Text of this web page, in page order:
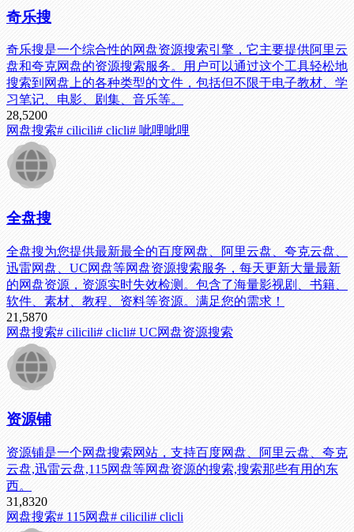
奇乐搜
奇乐搜是一个综合性的网盘资源搜索引擎，它主要提供阿里云
盘和夸克网盘的资源搜索服务。用户可以通过这个工具轻松地
搜索到网盘上的各种类型的文件，包括但不限于电子教材、学
习笔记、电影、剧集、音乐等。
28,5200
网盘搜索# cilicili# clicli# 呲哩呲哩
全盘搜
全盘搜为您提供最新最全的百度网盘、阿里云盘、夸克云盘、
迅雷网盘、UC网盘等网盘资源搜索服务，每天更新大量最新
的网盘资源，资源实时失效检测。包含了海量影视剧、书籍、
软件、素材、教程、资料等资源。满足您的需求！
21,5870
网盘搜索# cilicili# clicli# UC网盘资源搜索
资源铺
资源铺是一个网盘搜索网站，支持百度网盘、阿里云盘、夸克
云盘,迅雷云盘,115网盘等网盘资源的搜索,搜索那些有用的东
西。
31,8320
网盘搜索# 115网盘# cilicili# clicli